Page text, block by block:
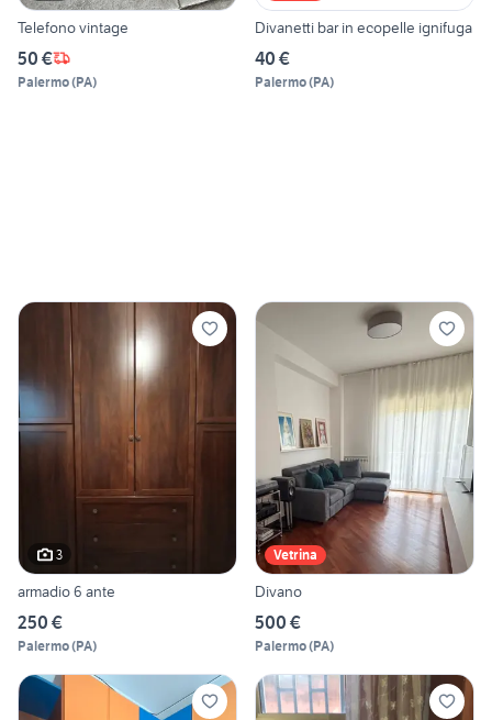
Telefono vintage
50 €
Palermo(PA)
Divanetti bar in ecopelle ignifuga
40 €
Palermo(PA)
3
armadio 6 ante
250 €
Palermo(PA)
Vetrina
Divano
500 €
Palermo(PA)